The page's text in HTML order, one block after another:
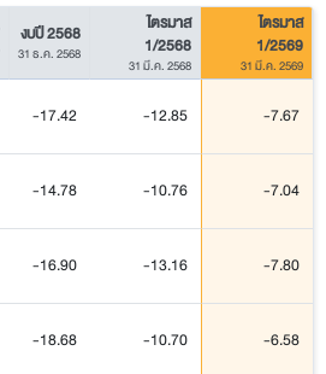
งบปี 2568
31 ธ.ค. 2568
ไตรมาส
1/2568
31 มี.ค. 2568
ไตรมาส
1/2569
31 มี.ค. 2569
-17.42 -12.85 -7.67
-14.78 -10.76 -7.04
-16.90 -13.16 -7.80
-18.68 -10.70 -6.58